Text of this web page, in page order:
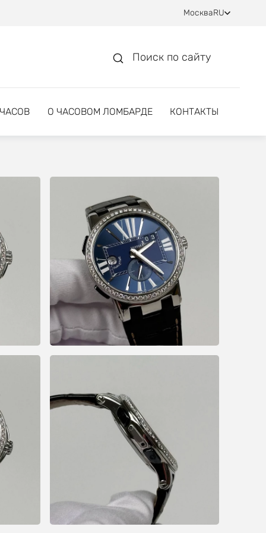
МоскваRU
Поиск по сайту
О ЧАСОВОМ ЛОМБАРДЕ КОНТАКТЫ